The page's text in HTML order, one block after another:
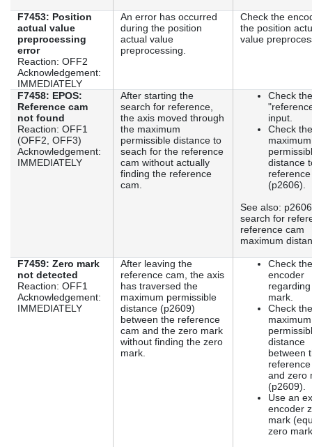
F7453: Position
actual value
preprocessing
error
Reaction: OFF2
Acknowledgement:
IMMEDIATELY
An error has occurred
during the position
actual value
preprocessing.
Check the
the position
value
F7458: EPOS:
Reference cam
not found
Reaction: OFF1
(OFF2, OFF3)
Acknowledgement:
IMMEDIATELY
After starting the
search for reference,
the axis moved through
the maximum
permissible distance to
seach for the reference
cam without actually
finding the reference
cam.
Check the
input.
Check the
maximum
distance
(p2606).
See also:
search for
reference cam
maximum
F7459: Zero mark
not detected
Reaction: OFF1
Acknowledgement:
IMMEDIATELY
After leaving the
reference cam, the axis
has traversed the
maximum permissible
distance (p2609)
between the reference
cam and the zero mark
without finding the zero
mark.
Check the
encoder
mark.
Check the
maximum
distance
between
and zero
(p2609).
Use an
encoder
mark
zero